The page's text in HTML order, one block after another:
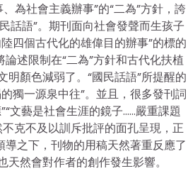
為社會主義辦事”的“二為”方針，誇
話語”。期刊面向社會發聲而生孩子
四個古代化的雄偉目的辦事”的標的
述限制在“二為”方針和古代化扶植
明顏色減弱了。“國民話語”所提醒的
獨一源泉中往”。並且，很多發刊詞
文藝是社會生涯的鏡子……嚴重課題
克不及以訓斥批評的面孔呈現，正
之下，刊物的用稿天然著重反應了
然會對作者的創作發生影響。